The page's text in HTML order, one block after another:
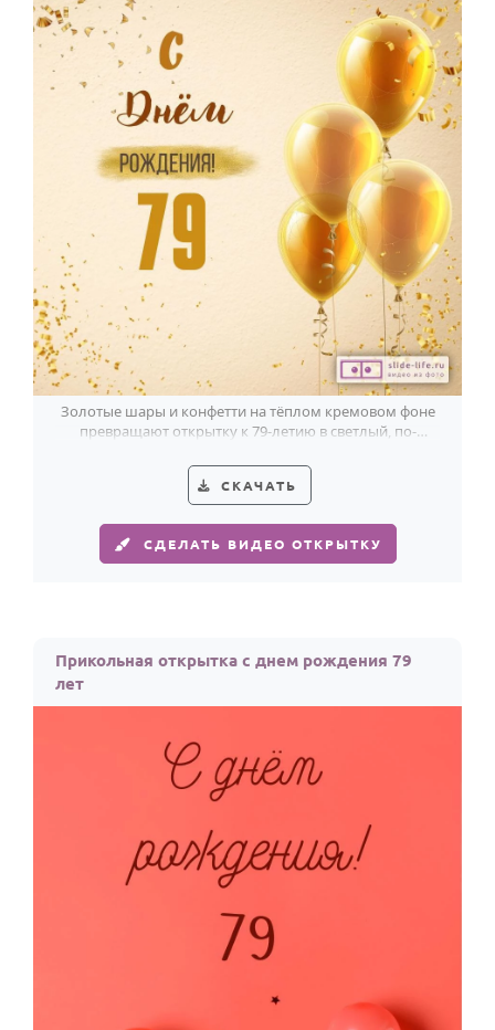
Золотые шары и конфетти на тёплом кремовом фоне
превращают открытку к 79-летию в светлый, по-
СКАЧАТЬ
СДЕЛАТЬ ВИДЕО ОТКРЫТКУ
Прикольная открытка с днем рождения 79
лет